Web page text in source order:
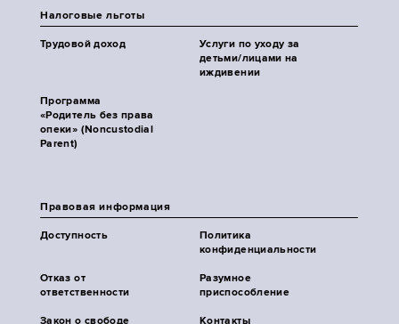
Налоговые льготы
Трудовой доход
Услуги по уходу за
детьми/лицами на
иждивении
Программа
«Родитель без права
опеки» (Noncustodial
Parent)
Правовая информация
Доступность
Политика
конфиденциальности
Отказ от
ответственности
Разумное
приспособление
Закон о свободе
Контакты